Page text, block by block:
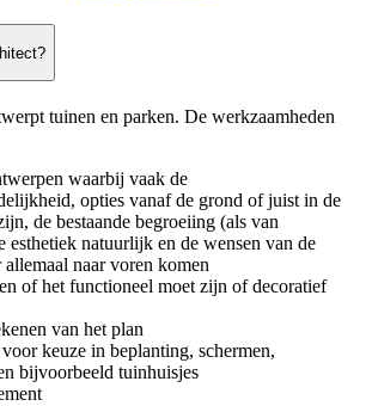
tuinen en parken. De werkzaamheden
waarbij vaak de
opties vanaf de grond of juist in de
de bestaande begroeiing (als van
esthetiek natuurlijk en de wensen van de
naar voren komen
of het functioneel moet zijn of decoratief
van het plan
keuze in beplanting, schermen,
bijvoorbeeld tuinhuisjes